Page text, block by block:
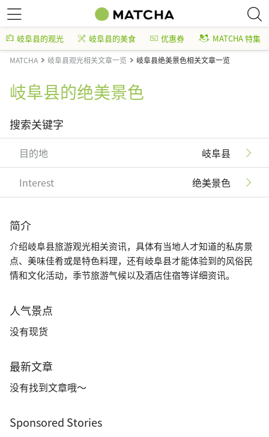
岐阜县的观光 岐阜县的美食 优惠券 MATCHA 特集
MATCHA 岐阜县观光相关文章一览 岐阜县绝美景色相关文章一览
岐阜县的绝美景色
搜索关键字
目的地 岐阜县
Interest 绝美景色
简介
介绍岐阜县旅游观光相关资讯，具体有当地人才知道的私房景
点、美味佳肴或是特色料理，还有岐阜县才能体验到的风俗民
情和文化活动，季节旅游气候以及酒店住宿等详细资讯。
人气景点
没有现货
最新文章
没有找到文章哦～
Sponsored Stories